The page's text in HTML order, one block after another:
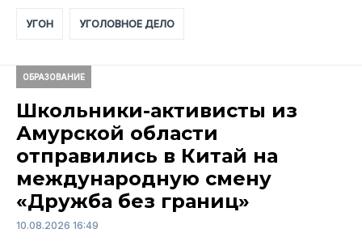
УГОН УГОЛОВНОЕ ДЕЛО
ОБРАЗОВАНИЕ
Школьники-активисты из
Амурской области
отправились в Китай на
международную смену
«Дружба без границ»
10.08.2026 16:49